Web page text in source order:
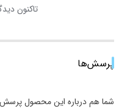
تاکنون
پرسش‌ها
شما هم درباره این محصول